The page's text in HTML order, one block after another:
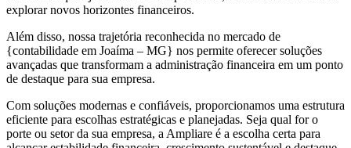
explorar novos horizontes financeiros.
Além disso, nossa trajetória reconhecida no mercado de
{contabilidade em Joaíma – MG} nos permite oferecer soluções
avançadas que transformam a administração financeira em um ponto
de destaque para sua empresa.
Com soluções modernas e confiáveis, proporcionamos uma estrutura
eficiente para escolhas estratégicas e planejadas. Seja qual for o
porte ou setor da sua empresa, a Ampliare é a escolha certa para